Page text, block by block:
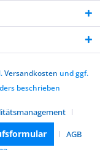
Versandkosten und ggf.
beschrieben
AGB